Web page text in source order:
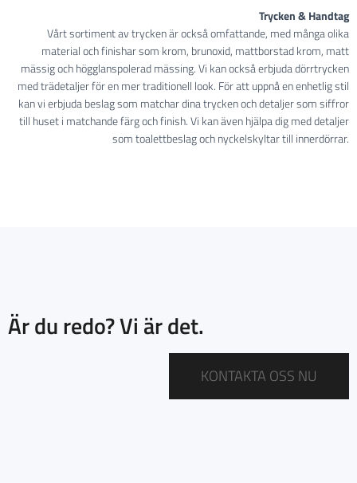
Trycken & Handtag
Vårt sortiment av trycken är också omfattande, med många olika
material och finishar som krom, brunoxid, mattborstad krom, matt
mässig och högglanspolerad mässing. Vi kan också erbjuda dörrtrycken
med trädetaljer för en mer traditionell look. För att uppnå en enhetlig stil
kan vi erbjuda beslag som matchar dina trycken och detaljer som siffror
till huset i matchande färg och finish. Vi kan även hjälpa dig med detaljer
som toalettbeslag och nyckelskyltar till innerdörrar.
Är du redo? Vi är det.
KONTAKTA OSS NU